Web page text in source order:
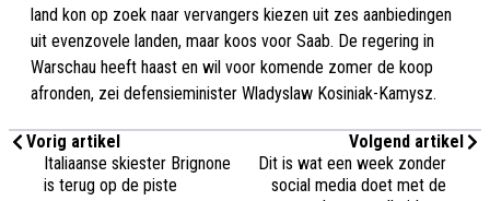
land kon op zoek naar vervangers kiezen uit zes aanbiedingen
uit evenzovele landen, maar koos voor Saab. De regering in
Warschau heeft haast en wil voor komende zomer de koop
afronden, zei defensieminister Wladyslaw Kosiniak-Kamysz.
Vorig artikel
Italiaanse skiester Brignone
is terug op de piste
Volgend artikel
Dit is wat een week zonder
social media doet met de